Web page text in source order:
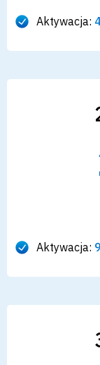
Aktywacja:
Aktywacja: